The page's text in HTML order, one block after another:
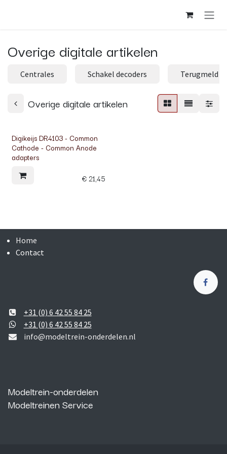
Overige digitale artikelen
Centrales Schakel decoders Terugmeld
Overige digitale artikelen
Digikeijs DR4103 - Common
Cathode - Common Anode
adapters
€21,45
Home
Contact
+31 (0) 6 42 55 84 25
+31 (0) 6 42 55 84 25
info@modeltrein-onderdelen.nl
Modeltrein-onderdelen
Modeltreinen Service